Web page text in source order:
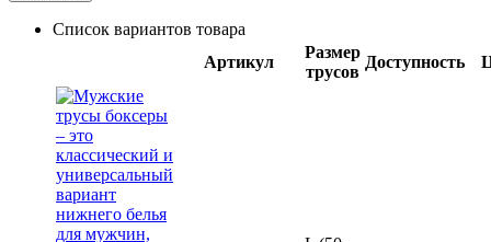
Список вариантов товара
Артикул
Размер
трусов
Доступность